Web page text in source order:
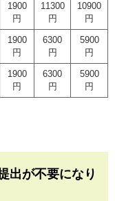
1900
円
11300
円
10900
円
1900
円
6300
円
5900
円
1900
円
6300
円
5900
円
出が不要になり